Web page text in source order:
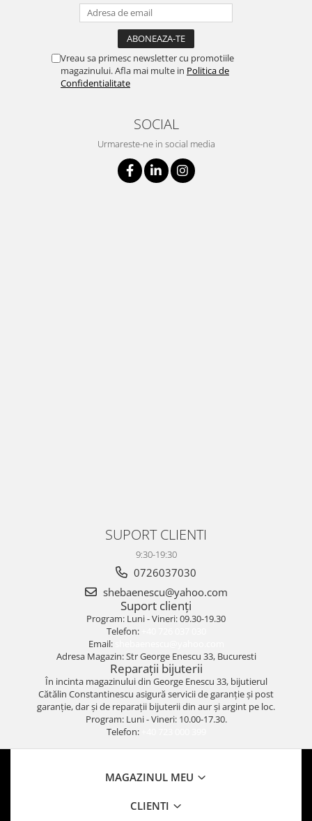
Vreau sa primesc newsletter cu promotiile
magazinului. Afla mai multe in Politica de
Confidentialitate
SOCIAL
Urmareste-ne in social media
SUPORT CLIENTI
9:30-19:30
0726037030
shebaenescu@yahoo.com
Suport clienți
Program: Luni - Vineri: 09.30-19.30
Telefon:
Email:
Adresa Magazin: Str George Enescu 33, Bucuresti
Reparații bijuterii
În incinta magazinului din George Enescu 33, bijutierul
Cătălin Constantinescu asigură servicii de garanție și post
garanție, dar și de reparații bijuterii din aur și argint pe loc.
Program: Luni - Vineri: 10.00-17.30.
Telefon:
MAGAZINUL MEU
CLIENTI